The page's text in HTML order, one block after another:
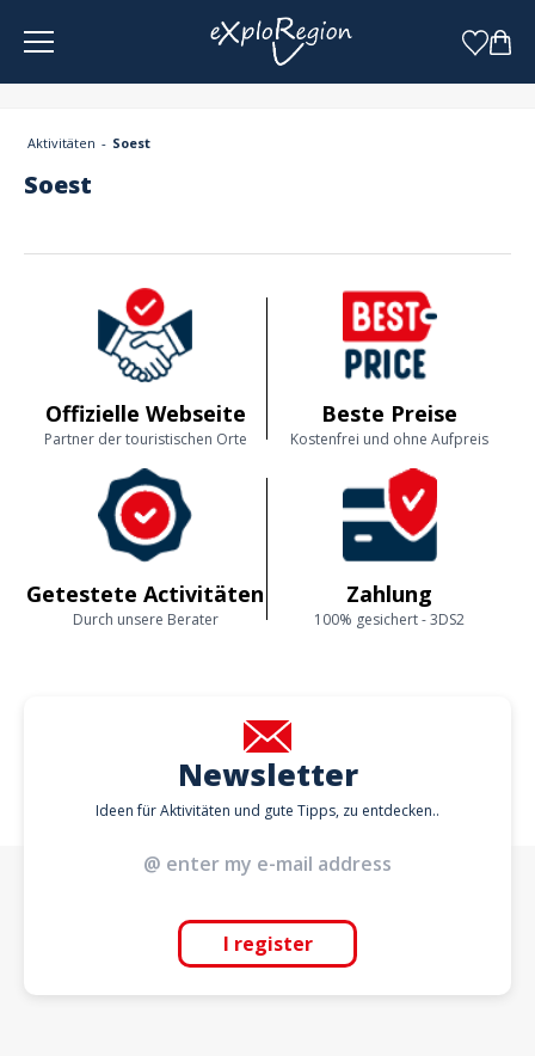
Aktivitäten Soest
Soest
Offizielle Webseite
Partner der touristischen Orte
Beste Preise
Kostenfrei und ohne Aufpreis
Getestete Activitäten
Durch unsere Berater
Zahlung
100% gesichert - 3DS2
Newsletter
Ideen für Aktivitäten und gute Tipps, zu entdecken..
I register